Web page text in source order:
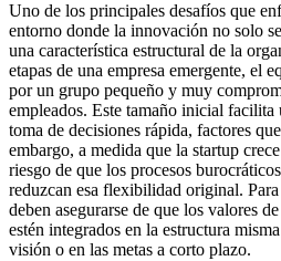
Uno de los principales desafíos que
entorno donde la innovación no solo
una característica estructural de la
etapas de una empresa emergente, el
por un grupo pequeño y muy
empleados. Este tamaño inicial
toma de decisiones rápida, factores
embargo, a medida que la startup
riesgo de que los procesos
reduzcan esa flexibilidad original.
deben asegurarse de que los valores
estén integrados en la estructura
visión o en las metas a corto plazo.